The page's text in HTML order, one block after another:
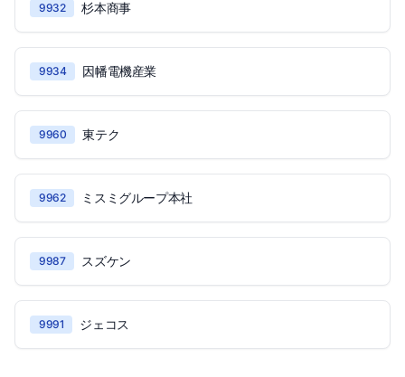
9932 杉本商事
9934 因幡電機産業
9960 東テク
9962 ミスミグループ本社
9987 スズケン
9991 ジェコス